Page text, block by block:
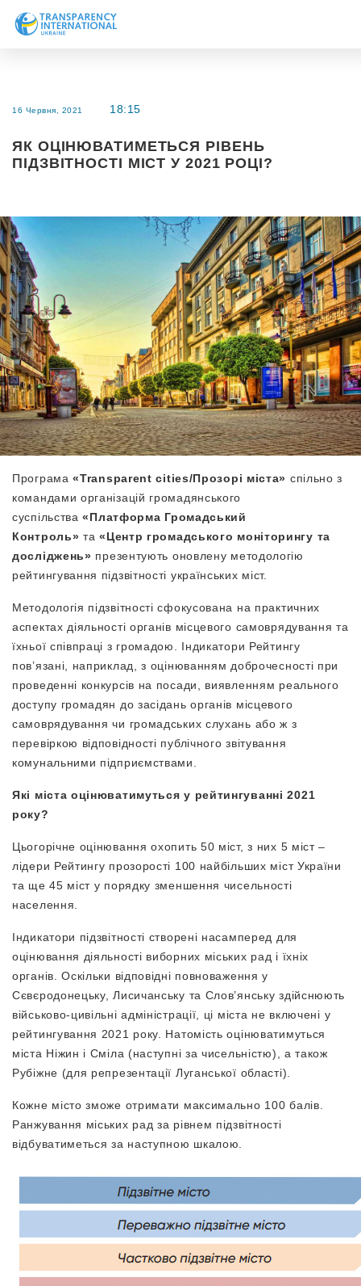
Дослідження
Напрями роботи
16 Червня, 2021 18:15
ЯК ОЦІНЮВАТИМЕТЬСЯ РІВЕНЬ
ПІДЗВІТНОСТІ МІСТ У 2021 РОЦІ?
Програма«Transparent cities/Прозорі міста» спільно з
командами організацій громадянського
суспільства«Платформа Громадський
Контроль» та«Центр громадського моніторингу та
досліджень» презентують оновлену методологію
рейтингування підзвітності українських міст.
Методологія підзвітності сфокусована на практичних
аспектах діяльності органів місцевого самоврядування та
їхньої співпраці з громадою. Індикатори Рейтингу
пов’язані, наприклад, з оцінюванням доброчесності при
проведенні конкурсів на посади, виявленням реального
доступу громадян до засідань органів місцевого
самоврядування чи громадських слухань або ж з
перевіркою відповідності публічного звітування
комунальними підприємствами.
Які міста оцінюватимуться у рейтингуванні 2021
року?
Цьогорічне оцінювання охопить 50 міст, з них 5 міст –
лідери Рейтингу прозорості 100 найбільших міст України
та ще 45 міст у порядку зменшення чисельності
населення.
Індикатори підзвітності створені насамперед для
оцінювання діяльності виборних міських рад і їхніх
органів. Оскільки відповідні повноваження у
Сєвєродонецьку, Лисичанську та Слов’янську здійснюють
військово-цивільні адміністрації, ці міста не включені у
рейтингування 2021 року. Натомість оцінюватимуться
міста Ніжин і Сміла (наступні за чисельністю), а також
Рубіжне (для репрезентації Луганської області).
Кожне місто зможе отримати максимально 100 балів.
Ранжування міських рад за рівнем підзвітності
відбуватиметься за наступною шкалою.